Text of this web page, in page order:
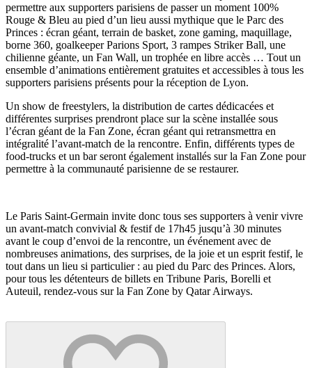
permettre aux supporters parisiens de passer un moment 100%
Rouge & Bleu au pied d’un lieu aussi mythique que le Parc des
Princes : écran géant, terrain de basket, zone gaming, maquillage,
borne 360, goalkeeper Parions Sport, 3 rampes Striker Ball, une
chilienne géante, un Fan Wall, un trophée en libre accès … Tout un
ensemble d’animations entièrement gratuites et accessibles à tous les
supporters parisiens présents pour la réception de Lyon.
Un show de freestylers, la distribution de cartes dédicacées et
différentes surprises prendront place sur la scène installée sous
l’écran géant de la Fan Zone, écran géant qui retransmettra en
intégralité l’avant-match de la rencontre. Enfin, différents types de
food-trucks et un bar seront également installés sur la Fan Zone pour
permettre à la communauté parisienne de se restaurer.
Le Paris Saint-Germain invite donc tous ses supporters à venir vivre
un avant-match convivial & festif de 17h45 jusqu’à 30 minutes
avant le coup d’envoi de la rencontre, un événement avec de
nombreuses animations, des surprises, de la joie et un esprit festif, le
tout dans un lieu si particulier : au pied du Parc des Princes. Alors,
pour tous les détenteurs de billets en Tribune Paris, Borelli et
Auteuil, rendez-vous sur la Fan Zone by Qatar Airways.